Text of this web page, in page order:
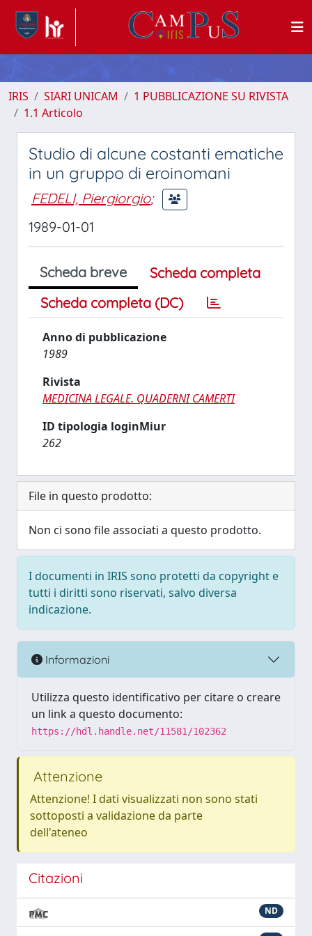
IRIS SIARI UNICAM
1 PUBBLICAZIONE SU RIVISTA
1.1 Articolo
Studio di alcune costanti ematiche
in un gruppo di eroinomani
FEDELI, Piergiorgio;
1989-01-01
Scheda breve
Scheda completa
Scheda completa (DC)
Anno di pubblicazione
1989
Rivista
MEDICINA LEGALE. QUADERNI CAMERTI
ID tipologia loginMiur
262
File in questo prodotto:
Non ci sono file associati a questo prodotto.
I documenti in IRIS sono protetti da copyright e
tutti i diritti sono riservati, salvo diversa
indicazione.
Informazioni
Utilizza questo identificativo per citare o creare
un link a questo documento:
https://hdl.handle.net/11581/102362
Attenzione
Attenzione! I dati visualizzati non sono stati
sottoposti a validazione da parte
dell'ateneo
Citazioni
ND